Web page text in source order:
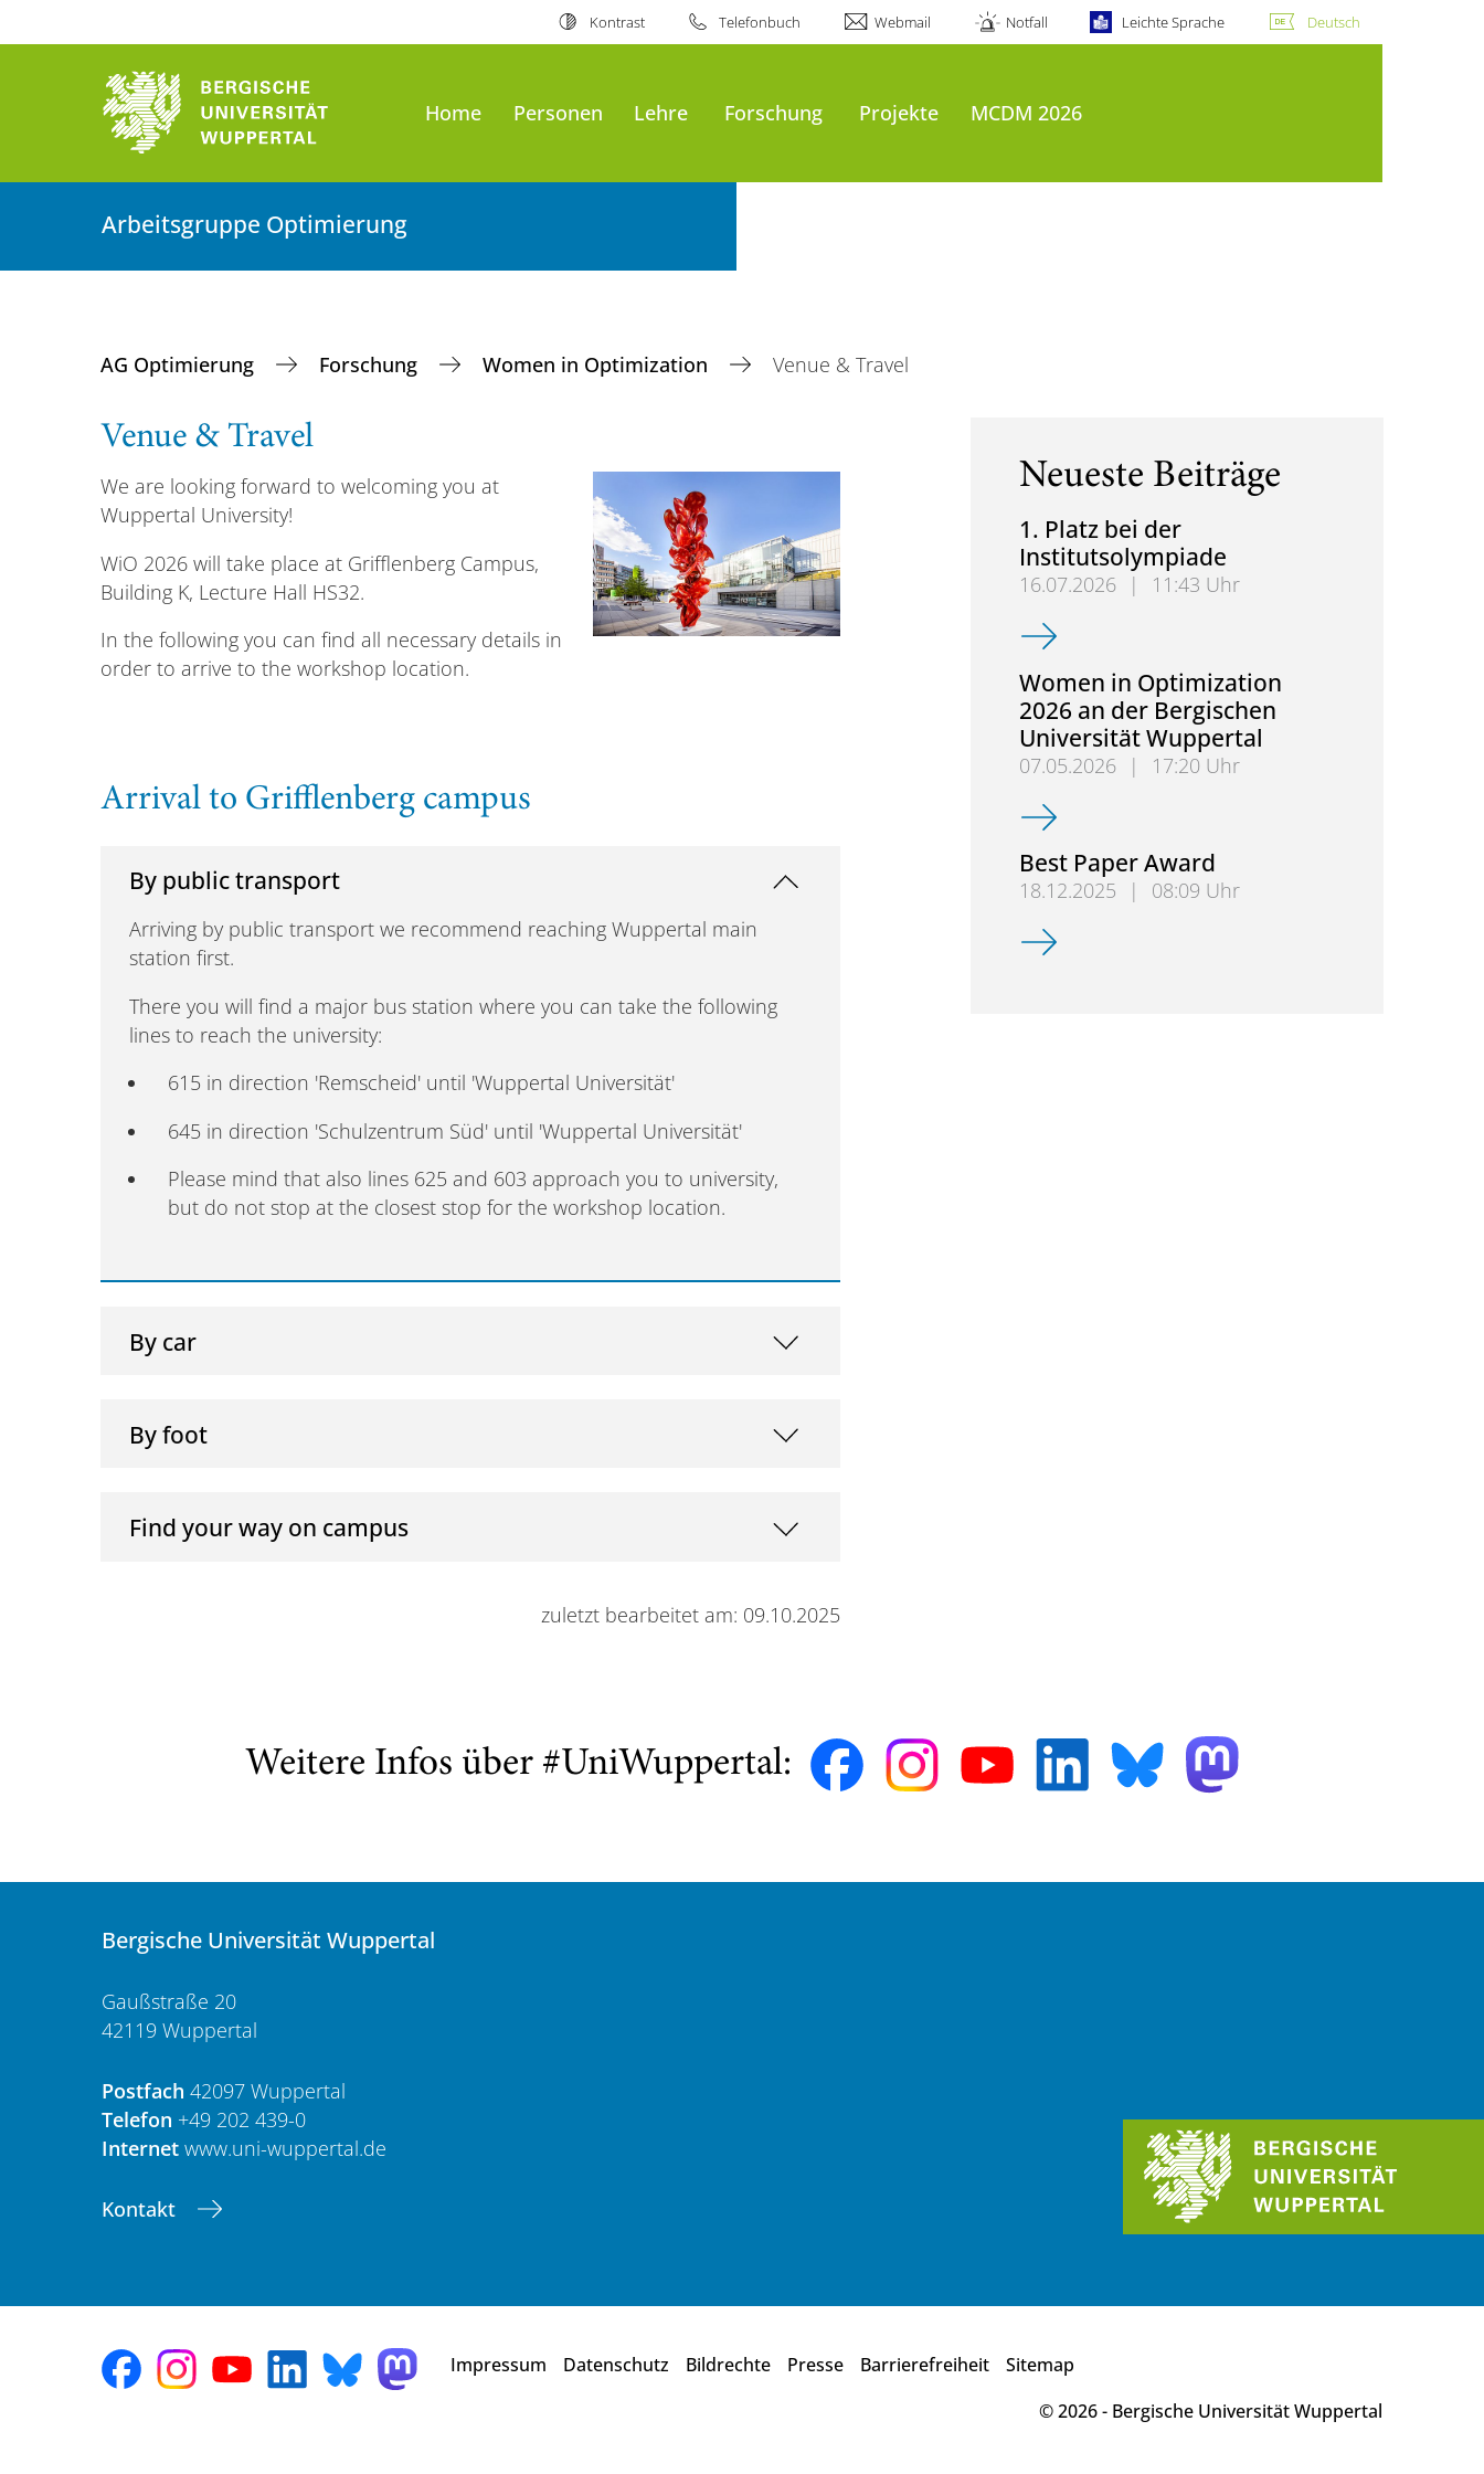
Kontrast Telefonbuch Webmail Notfall Leichte Sprache Deutsch
Home Personen Lehre Forschung Projekte MCDM 2026
Arbeitsgruppe Optimierung
AG Optimierung Forschung Women in Optimization Venue & Travel
Venue & Travel
We are looking forward to welcoming you at
Wuppertal University!
WiO 2026 will take place at Grifflenberg Campus,
Building K, Lecture Hall HS32.
In the following you can find all necessary details in
order to arrive to the workshop location.
Arrival to Grifflenberg campus
By public transport
Arriving by public transport we recommend reaching Wuppertal main
station first.
There you will find a major bus station where you can take the following
lines to reach the university:
615 in direction 'Remscheid' until 'Wuppertal Universität'
645 in direction 'Schulzentrum Süd' until 'Wuppertal Universität'
Please mind that also lines 625 and 603 approach you to university,
but do not stop at the closest stop for the workshop location.
By car
By foot
Find your way on campus
zuletzt bearbeitet am: 09.10.2025
Neueste Beiträge
1. Platz bei der
Institutsolympiade
16.07.2026 |
11:43 Uhr
1. Platz bei der Institutsolympiade
Women in Optimization
2026 an der Bergischen
Universität Wuppertal
07.05.2026 |
17:20 Uhr
Women in Optimization 2026 an der Bergischen
Best Paper Award
18.12.2025 |
08:09 Uhr
Best Paper Award
Weitere Infos über #UniWuppertal:
Bergische Universität Wuppertal
Gaußstraße 20
42119 Wuppertal
Postfach 42097 Wuppertal
Telefon +49 202 439-0
Internet www.uni-wuppertal.de
Kontakt
Impressum Datenschutz Bildrechte Presse Barrierefreiheit
Sitemap
© 2026 - Bergische Universität Wuppertal